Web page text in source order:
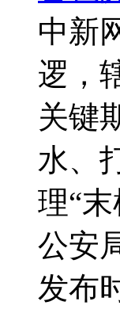
中新
逻，
关键
水、
理“
公安
发布